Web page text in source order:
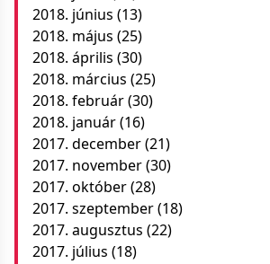
2018. június (13)
2018. május (25)
2018. április (30)
2018. március (25)
2018. február(30)
2018. január(16)
2017. december(21)
2017. november(30)
2017. október(28)
2017. szeptember(18)
2017. augusztus (22)
2017. július (18)